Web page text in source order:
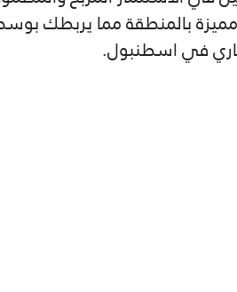
مميزة بالمنطقة مما يربطك
في اسطنبول.